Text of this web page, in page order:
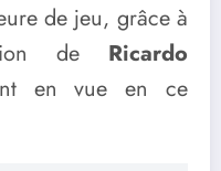
de jeu, grâce à
de Ricardo
en vue en ce